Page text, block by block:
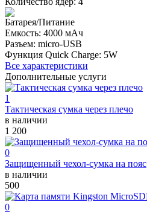
Батарея/Питание
Емкость: 4000 мАч
Разъем: micro-USB
Функция Quick Charge: 5W
Все характеристики
Дополнительные услуги
1
Тактическая сумка через плечо
в наличии
1 200
0
Защищенный чехол-сумка на пояс
в наличии
500
0